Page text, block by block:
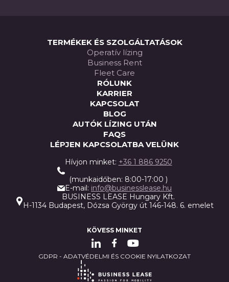
TERMÉKEK ÉS SZOLGÁLTATÁSOK
Operatív lízing
Business Rent
Fleet Care
RÓLUNK
KARRIER
KAPCSOLAT
BLOG
AUTÓK LÍZING UTÁN
FAQS
LÉPJEN KAPCSOLATBA VELÜNK
Hívjon minket: +36 1 886 9250
(munkaidőben: 8:00-17:00 )
E-mail: info@businesslease.hu
BUSINESS LEASE Hungary Kft.
H-1134 Budapest, Dózsa György út 146-148. 6. emelet
KÖVESS MINKET
GDPR - ADATVÉDELMI ÉS COOKIE NYILATKOZAT